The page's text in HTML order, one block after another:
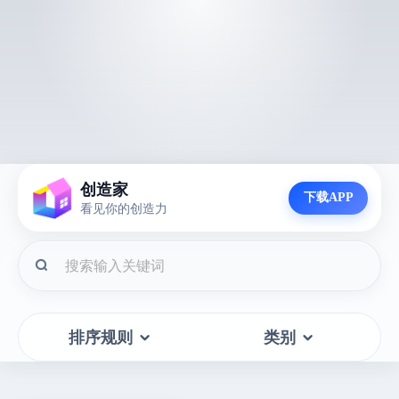
创造家
看见你的创造力
下载APP
排序规则 类别